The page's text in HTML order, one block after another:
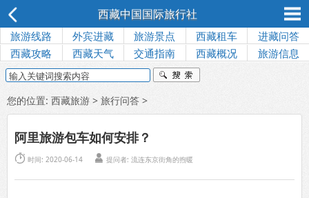
西藏中国国际旅行社
旅游线路 外宾进藏 旅游景点 西藏租车
进藏问答
西藏攻略
西藏天气 交通指南 西藏概况 旅游信息
您的位置: 西藏旅游 > 旅行问答 >
阿里旅游包车如何安排？
 时间: 2020-06-14  提问者: 流连东京街角的煦暖